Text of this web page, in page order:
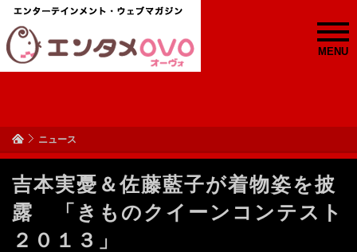
MENU
ニュース
吉本実憂＆佐藤藍子が着物姿を披
露 「きものクイーンコンテスト
２０１３」